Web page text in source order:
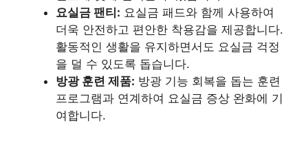
요실금 팬티: 요실금 패드와 함께 사용하여
더욱 안전하고 편안한 착용감을 제공합니다.
활동적인 생활을 유지하면서도 요실금 걱정
을 덜 수 있도록 돕습니다.
방광 훈련 제품: 방광 기능 회복을 돕는 훈련
프로그램과 연계하여 요실금 증상 완화에 기
여합니다.